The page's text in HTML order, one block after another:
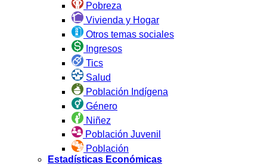
Pobreza
Vivienda y Hogar
Otros temas sociales
Ingresos
Tics
Salud
Población Indígena
Género
Niñez
Población Juvenil
Población
Estadísticas Económicas